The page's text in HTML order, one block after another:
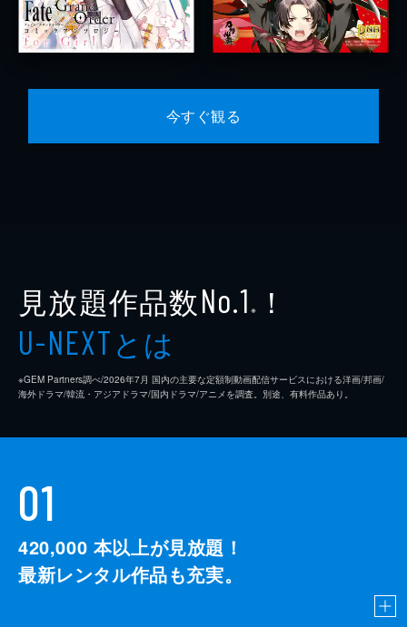
今すぐ観る
見放題作品数No.1 ※ ！
U-NEXTとは
※GEM Partners調べ/2026年7⽉ 国内の主要な定額制動画配信サービスにおける洋画/邦画/
海外ドラマ/韓流・アジアドラマ/国内ドラマ/アニメを調査。別途、有料作品あり。
01
420,000 本以上が見放題！
最新レンタル作品も充実。